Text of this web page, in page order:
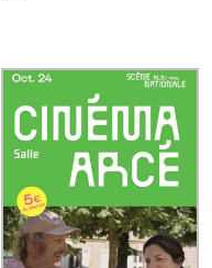
En
plus